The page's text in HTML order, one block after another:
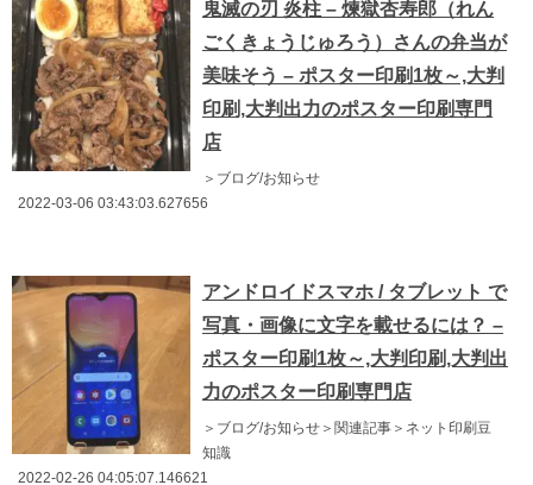
鬼滅の刃 炎柱 – 煉獄杏寿郎（れん
ごくきょうじゅろう）さんの弁当が
美味そう – ポスター印刷1枚～,大判
印刷,大判出力のポスター印刷専門
店
＞ブログ/お知らせ
2022-03-06 03:43:03.627656
アンドロイドスマホ / タブレット で
写真・画像に文字を載せるには？ –
ポスター印刷1枚～,大判印刷,大判出
力のポスター印刷専門店
＞ブログ/お知らせ＞関連記事＞ネット印刷豆
知識
2022-02-26 04:05:07.146621